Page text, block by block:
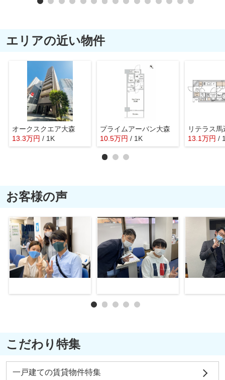
エリアの近い物件
オークスクエア大森
13.3万円 / 1K
プライムアーバン大森
10.5万円 / 1K
リテラス馬
13.1万円 /
お客様の声
こだわり特集
一戸建ての賃貸物件特集